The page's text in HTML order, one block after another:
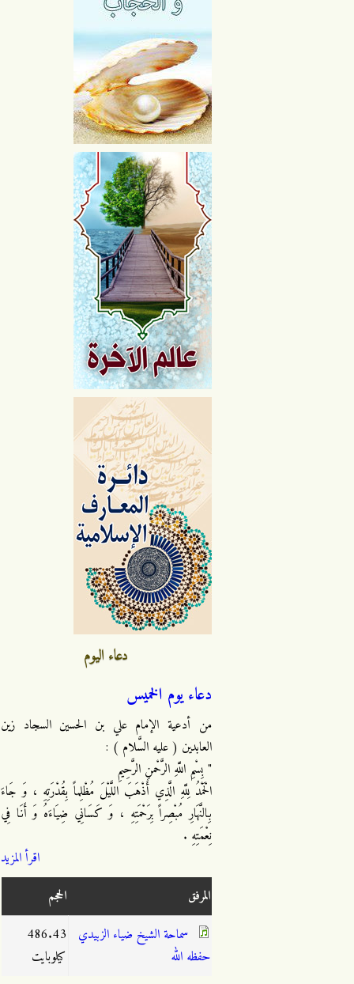
دعاء اليوم
دعاء يوم الخميس
من أدعية الإمام علي بن الحسين السجاد زين
العابدين ( عليه السَّلام ) :
" بِسْمِ اللَّهِ الرَّحْمنِ الرَّحِيمِ
الْحَمْدُ لِلَّهِ الَّذِي أَذْهَبَ اللَّيْلَ مُظْلِماً بِقُدْرَتِهِ ، وَ جَاءَ
بِالنَّهَارِ مُبْصِراً بِرَحْمَتِهِ ، وَ كَسَانِي ضِيَاءَهُ وَ أَنَا فِي
نِعْمَتِهِ .
اقرأ المزيد
المرفق
الحجم
سماحة الشيخ ضياء الزبيدي
حفظه الله
486.43
كيلوبايت